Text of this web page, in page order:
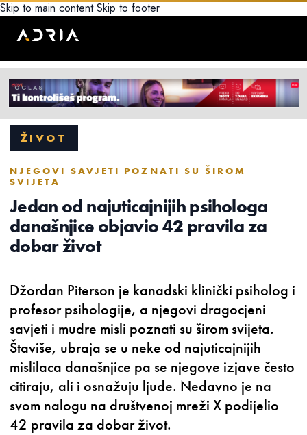
Skip to main content Skip to footer
ŽIVOT
NJEGOVI SAVJETI POZNATI SU ŠIROM
SVIJETA
Jedan od najuticajnijih psihologa
današnjice objavio 42 pravila za
dobar život
Džordan Piterson je kanadski klinički psiholog i
profesor psihologije, a njegovi dragocjeni
savjeti i mudre misli poznati su širom svijeta.
Štaviše, ubraja se u neke od najuticajnijih
mislilaca današnjice pa se njegove izjave često
citiraju, ali i osnažuju ljude. Nedavno je na
svom nalogu na društvenoj mreži X podijelio
42 pravila za dobar život.